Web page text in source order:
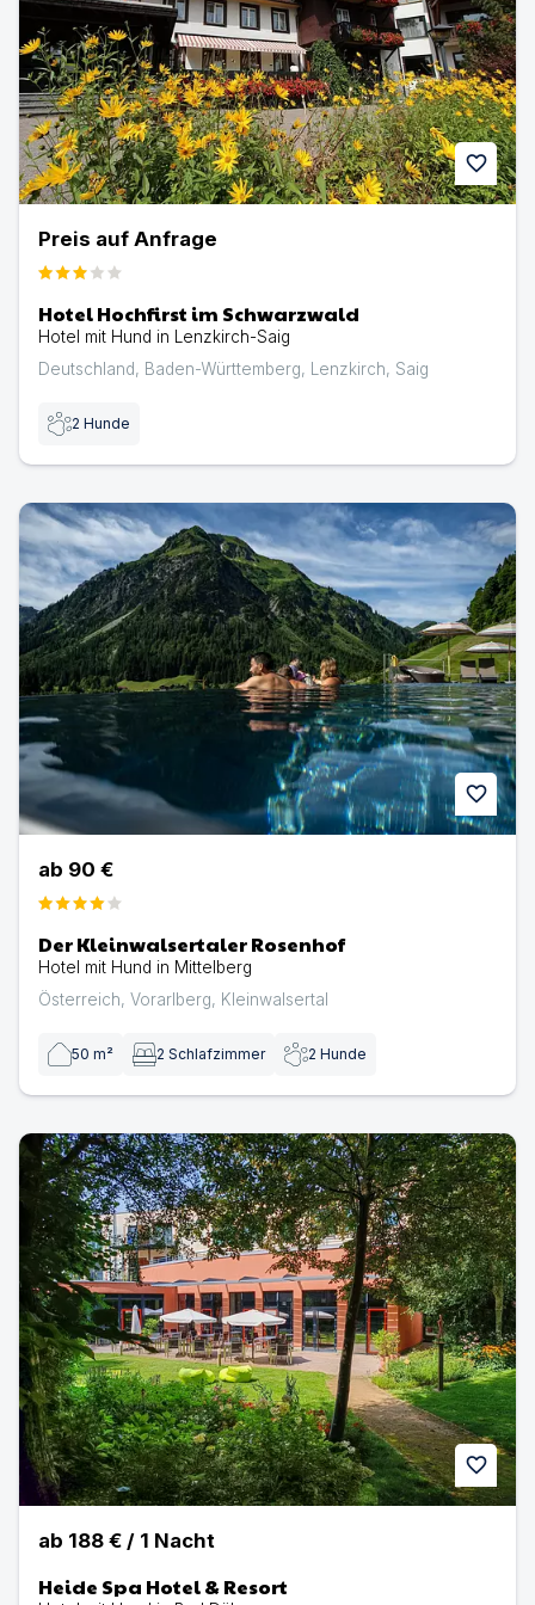
favorite
Preis auf Anfrage
Hotel Hochfirst im Schwarzwald
Hotel mit Hund in Lenzkirch-Saig
Deutschland, Baden-Württemberg, Lenzkirch, Saig
2 Hunde
favorite
Der Kleinwalsertaler Rosenhof | Hotel mit Hund in
ab 90 €
Der Kleinwalsertaler Rosenhof
Hotel mit Hund in Mittelberg
Österreich, Vorarlberg, Kleinwalsertal
50 m² 2 Schlafzimmer 2 Hunde
favorite
Heide Spa Hotel & Resort | Hotel mit Hund in Bad Düben
ab 188 € / 1 Nacht
Heide Spa Hotel & Resort